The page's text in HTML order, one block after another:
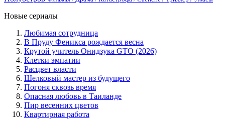
Новые сериалы
Любимая сотрудница
В Пруду Феникса рождается весна
Крутой учитель Онидзука GTO (2026)
Клетки эмпатии
Расцвет власти
Шелковый мастер из будущего
Погоня сквозь время
Опасная любовь в Таиланде
Пир весенних цветов
Квартирная работа